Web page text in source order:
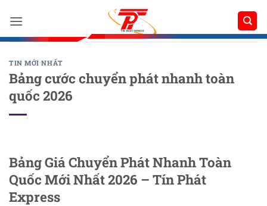
qua
nội
TIN MỚI NHẤT
Bảng cước chuyển phát nhanh toàn
quốc 2026
Bảng Giá Chuyển Phát Nhanh Toàn
Quốc Mới Nhất 2026 – Tín Phát
Express